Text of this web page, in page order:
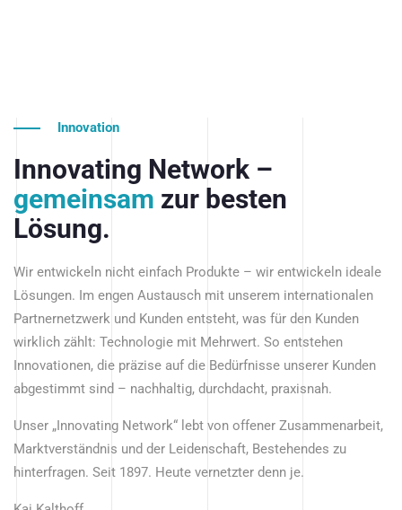
Innovation
Innovating Network –
gemeinsam zur besten
Lösung.
Wir entwickeln nicht einfach Produkte – wir entwickeln ideale
Lösungen. Im engen Austausch mit unserem internationalen
Partnernetzwerk und Kunden entsteht, was für den Kunden
wirklich zählt: Technologie mit Mehrwert. So entstehen
Innovationen, die präzise auf die Bedürfnisse unserer Kunden
abgestimmt sind – nachhaltig, durchdacht, praxisnah.
Unser „Innovating Network“ lebt von offener Zusammenarbeit,
Marktverständnis und der Leidenschaft, Bestehendes zu
hinterfragen. Seit 1897. Heute vernetzter denn je.